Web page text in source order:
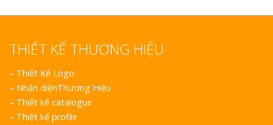
THIẾT KẾ THƯƠNG HIỆU
– Thiết Kế Logo
– Nhận diệnThương Hiệu
– Thiết kế catalogue
– Thiết kế profile